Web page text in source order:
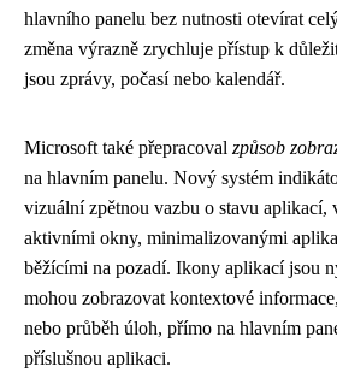
hlavního panelu bez nutnosti otevírat
změna výrazně zrychluje přístup k
jsou zprávy, počasí nebo kalendář.
Microsoft také přepracoval způsob
na hlavním panelu. Nový systém
vizuální zpětnou vazbu o stavu aplikací,
aktivními okny, minimalizovanými
běžícími na pozadí. Ikony aplikací jsou
mohou zobrazovat kontextové
nebo průběh úloh, přímo na hlavním
příslušnou aplikaci.